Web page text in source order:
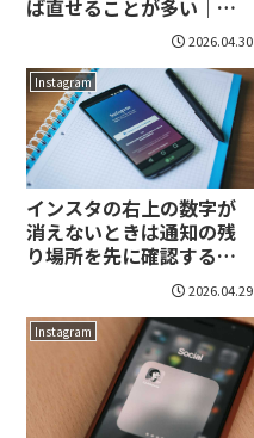
ば直せることが多い｜症
状別の対処を順番に整2026.04.30
Instagram
インスタの右上の数字が
消えないときは通知の残
り場所を先に確認する｜
原因別の直し方を順番に
2026.04.29
Instagram